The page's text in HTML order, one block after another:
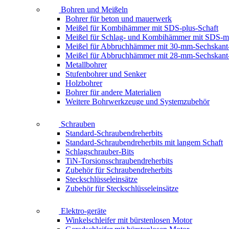
Bohren und Meißeln
Bohrer für beton und mauerwerk
Meißel für Kombihämmer mit SDS-plus-Schaft
Meißel für Schlag- und Kombihämmer mit SDS-
Meißel für Abbruchhämmer mit 30-mm-
Meißel für Abbruchhämmer mit 28-mm-
Metallbohrer
Stufenbohrer und Senker
Holzbohrer
Bohrer für andere Materialien
Weitere Bohrwerkzeuge und Systemzubehör
Schrauben
Standard-Schraubendreherbits
Standard-Schraubendreherbits mit langem Schaft
Schlagschrauber-Bits
TiN-Torsionsschraubendreherbits
Zubehör für Schraubendreherbits
Steckschlüsseleinsätze
Zubehör für Steckschlüsseleinsätze
Elektro-geräte
Winkelschleifer mit bürstenlosen Motor